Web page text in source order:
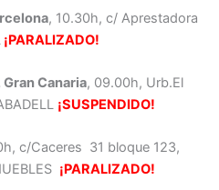
, 10.30h, c/ Aprestadora
¡PARALIZADO!
Canaria, 09.00h, Urb.El
¡SUSPENDIDO!
c/Caceres 31 bloque 123,
¡PARALIZADO!